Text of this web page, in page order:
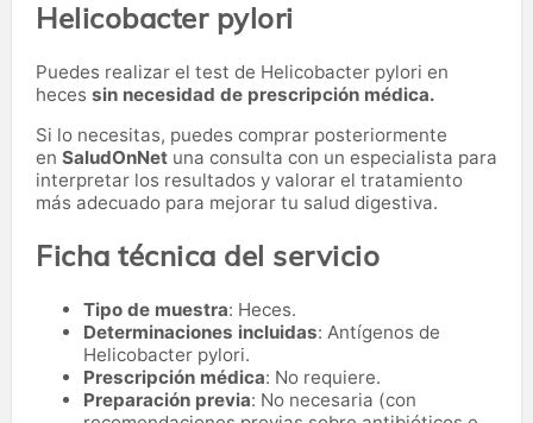
Helicobacter pylori
Puedes realizar el test de Helicobacter pylori en
heces sin necesidad de prescripción médica.
Si lo necesitas, puedes comprar posteriormente
en SaludOnNet una consulta con un especialista para
interpretar los resultados y valorar el tratamiento
más adecuado para mejorar tu salud digestiva.
Ficha técnica del servicio
Tipo de muestra: Heces.
Determinaciones incluidas: Antígenos de
Helicobacter pylori.
Prescripción médica: No requiere.
Preparación previa: No necesaria (con